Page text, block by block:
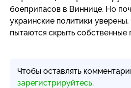
боеприпасов в Виннице. Но
украинские политики
пытаются скрыть собственные
Чтобы оставлять
зарегистрируйтесь.